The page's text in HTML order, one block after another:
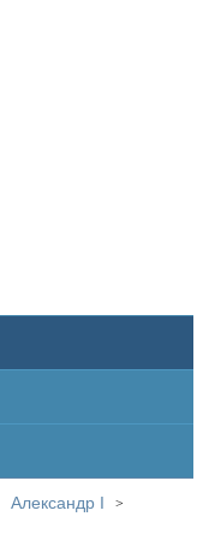
Александр I >